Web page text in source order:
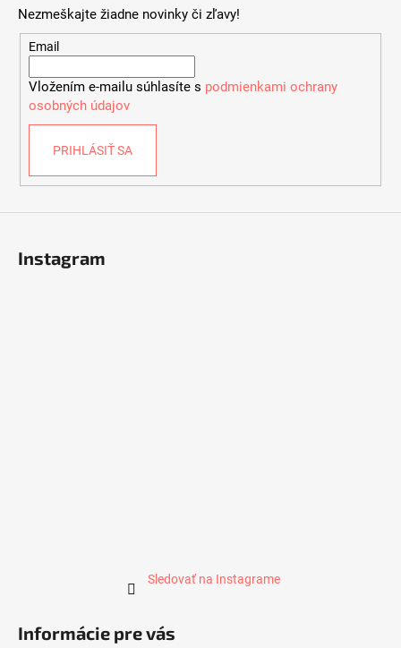
Nezmeškajte žiadne novinky či zľavy!
Email
Vložením e-mailu súhlasíte s podmienkami ochrany
osobných údajov
PRIHLÁSIŤ SA
Instagram
Sledovať na Instagrame
Informácie pre vás